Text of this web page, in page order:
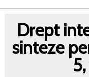
Drept
sinteze